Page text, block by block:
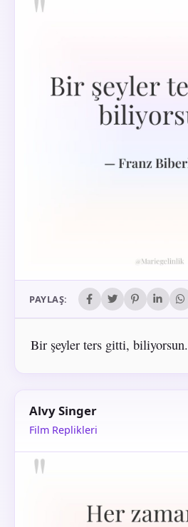
PAYLAŞ:
Bir şeyler ters gitti, biliyorsun.
Alvy Singer
Film Replikleri